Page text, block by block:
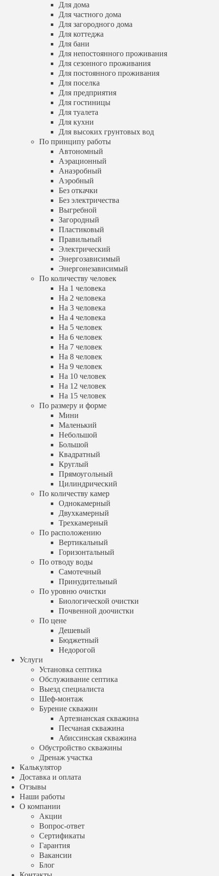
Для сезонного проживания
Для постоянного проживания
Для поселка
Для предприятия
Для гостиницы
Для туалета
Для кухни
Для высоких грунтовых вод
По принципу работы
Автономный
Аэрационный
Анаэробный
Аэробный
Без откачки
Без электричества
Выгребной
Загородный
Пластиковый
Правильный
Электрический
Энергозависимый
Энергонезависимый
По количеству человек
На 1 человека
На 2 человека
На 3 человека
На 4 человека
На 5 человек
На 6 человек
На 7 человек
На 8 человек
На 9 человек
На 10 человек
На 12 человек
На 15 человек
По размеру и форме
Мини
Маленький
Небольшой
Большой
Квадратный
Круглый
Прямоугольный
Цилиндрический
По количеству камер
Однокамерный
Двухкамерный
Трехкамерный
По расположению
Вертикальный
Горизонтальный
По отводу воды
Самотечный
Принудительный
По уровню очистки
Биологической очистки
Почвенной доочистки
По цене
Дешевый
Бюджетный
Недорогой
Установка септика
Обслуживание септика
Выезд специалиста
Шеф-монтаж
Бурение скважин
Артезианская скважина
Песчаная скважина
Абиссинская скважина
Обустройство скважины
Дренаж участка
Калькулятор
Доставка и оплата
Наши работы
О компании
Акции
Вопрос-ответ
Сертификаты
Гарантия
Вакансии
+7 (499) 348 88 04
Заказать звонок
Для дома
Для частного дома
Для загородного дома
Для коттеджа
Для бани
Для непостоянного проживания
Для сезонного проживания
Для постоянного проживания
Для поселка
Для предприятия
Для гостиницы
Для туалета
Для кухни
Для высоких грунтовых вод
По принципу работы
Автономный
Аэрационный
Анаэробный
Аэробный
Без откачки
Без электричества
Выгребной
Загородный
Пластиковый
Правильный
Электрический
Энергозависимый
Энергонезависимый
По количеству человек
На 1 человека
На 2 человека
На 3 человека
На 4 человека
На 5 человек
На 6 человек
На 7 человек
На 8 человек
На 9 человек
На 10 человек
На 12 человек
На 15 человек
По размеру и форме
Мини
Маленький
Небольшой
Большой
Квадратный
Круглый
Прямоугольный
Цилиндрический
По количеству камер
Однокамерный
Двухкамерный
Трехкамерный
По расположению
Вертикальный
Горизонтальный
По отводу воды
Самотечный
Принудительный
По уровню очистки
Биологической очистки
Почвенной доочистки
По цене
Дешевый
Бюджетный
Недорогой
Услуги
Установка септика
Обслуживание септика
Выезд специалиста
Шеф-монтаж
Бурение скважин
Артезианская скважина
Песчаная скважина
Абиссинская скважина
Обустройство скважины
Дренаж участка
Калькулятор
Доставка и оплата
Отзывы
Наши работы
О компании
Акции
Вопрос-ответ
Сертификаты
Гарантия
Вакансии
Блог
Производитель
Евролос
Топас
Юнилос Астра
Эко Гранд
Эргобокс
Тверь
Аквалос
Тополь
Glosen
Евробион
Волгарь